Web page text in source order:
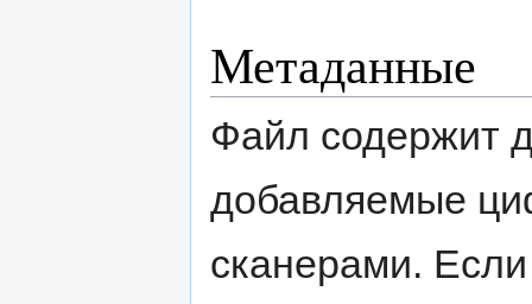
Метаданные
Файл содержит
добавляемые
сканерами.